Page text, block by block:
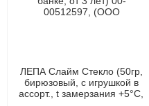
ЛЕПА Слайм Стекло (50гр,
бирюзовый, с игрушкой в
ассорт., t замерзания +5°C,